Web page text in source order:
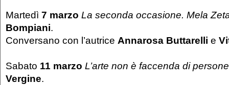
Martedì 7 marzo La seconda occasione. Mela
Bompiani.
Conversano con l’autrice Annarosa Buttarelli e
Sabato 11 marzo L’arte non è faccenda di
Vergine.